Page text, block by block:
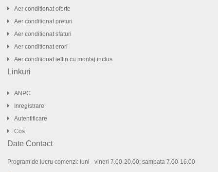
Aer conditionat oferte
Aer conditionat preturi
Aer conditionat sfaturi
Aer conditionat erori
Aer conditionat ieftin cu montaj inclus
Linkuri
ANPC
Inregistrare
Autentificare
Cos
Date Contact
Program de lucru comenzi: luni - vineri 7.00-20.00; sambata 7.00-16.00